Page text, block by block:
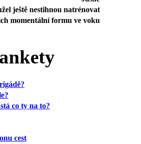
ještě nestihnou natrénovat
momentální formu ve voku
co ty na to?
cest